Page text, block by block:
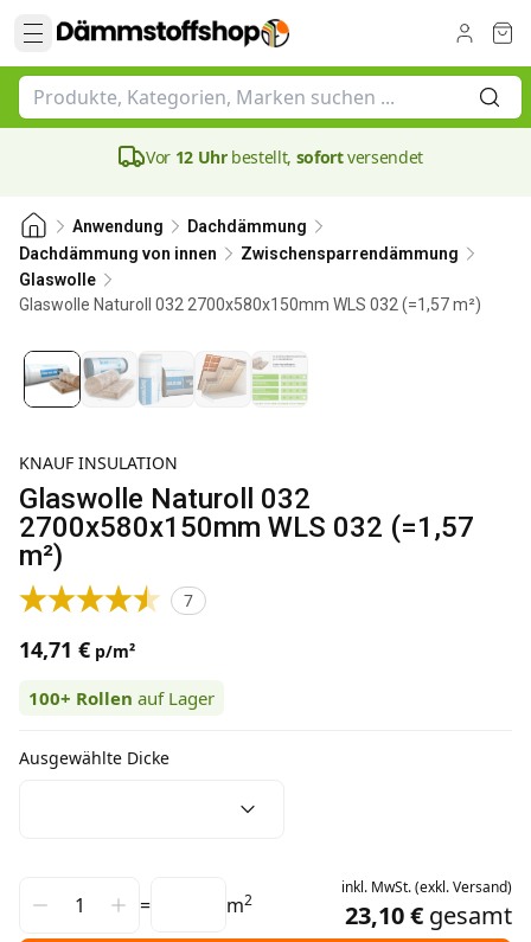
Vor 12 Uhrbestellt, sofortversendet
Anwendung
Dachdämmung
Dachdämmung von innen
Zwischensparrendämmung
Glaswolle
Glaswolle Naturoll 032 2700x580x150mm WLS 032 (=1,57 m²)
150 mm
KNAUF INSULATION
Glaswolle Naturoll 032
2700x580x150mm WLS 032 (=1,57
m²)
7
14,71 € p/m²
100+ Rollen auf Lager
Ausgewählte Dicke
= m2
inkl. MwSt.(exkl.Versand)
23,10 € gesamt